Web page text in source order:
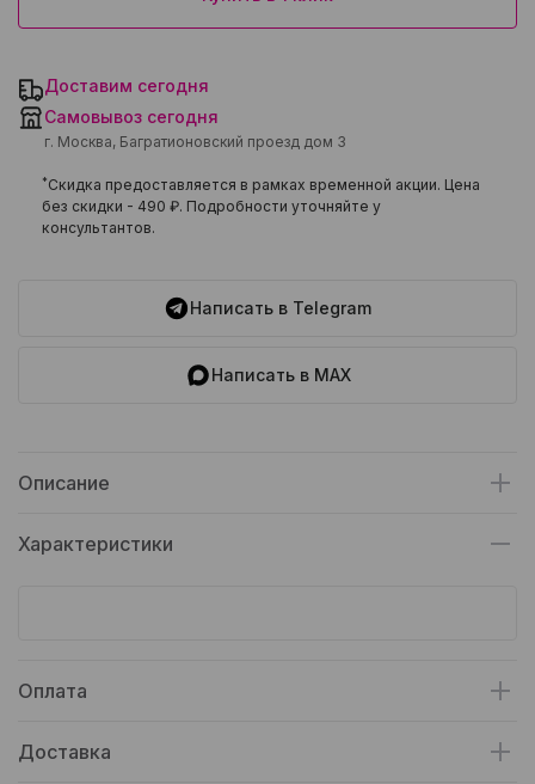
Доставим сегодня
Самовывоз сегодня
г. Москва, Багратионовский проезд дом 3
*Скидка предоставляется в рамках временной акции. Цена
без скидки - 490 ₽. Подробности уточняйте у
консультантов.
Написать в Telegram
Написать в MAX
Описание
Характеристики
Оплата
Доставка